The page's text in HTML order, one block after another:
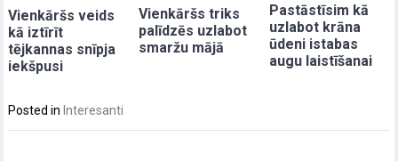
Vienkāršs veids
kā iztīrīt
tējkannas snīpja
iekšpusi
Vienkāršs triks
palīdzēs uzlabot
smaržu mājā
Pastāstīsim kā
uzlabot krāna
ūdeni istabas
augu laistīšanai
Posted inInteresanti